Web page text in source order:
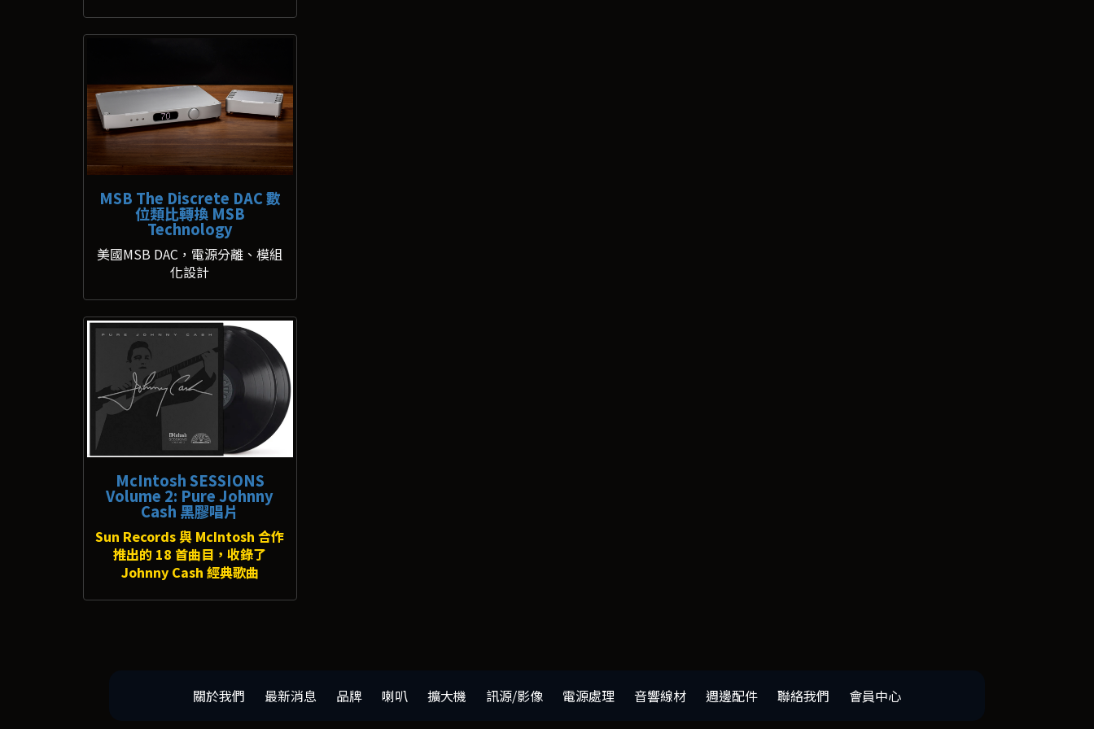
MSB The Discrete DAC 數
位類比轉換 MSB
Technology
美國MSB DAC，電源分離、模組
化設計
McIntosh SESSIONS
Volume 2: Pure Johnny
Cash 黑膠唱片
Sun Records 與 McIntosh 合作
推出的 18 首曲目，收錄了
Johnny Cash 經典歌曲
關於我們 最新消息 品牌 喇叭 擴大機 訊源/影像 電源處理 音響線材 週邊配件 聯絡我們 會員中心